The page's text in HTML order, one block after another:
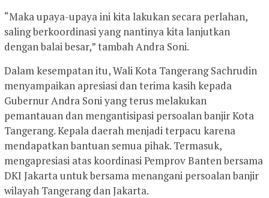
“Maka upaya-upaya ini kita lakukan secara perlahan,
saling berkoordinasi yang nantinya kita lanjutkan
dengan balai besar,” tambah Andra Soni.
Dalam kesempatan itu, Wali Kota Tangerang Sachrudin
menyampaikan apresiasi dan terima kasih kepada
Gubernur Andra Soni yang terus melakukan
pemantauan dan mengantisipasi persoalan banjir Kota
Tangerang. Kepala daerah menjadi terpacu karena
mendapatkan bantuan semua pihak. Termasuk,
mengapresiasi atas koordinasi Pemprov Banten bersama
DKI Jakarta untuk bersama menangani persoalan banjir
wilayah Tangerang dan Jakarta.